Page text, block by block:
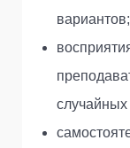
вариантов;